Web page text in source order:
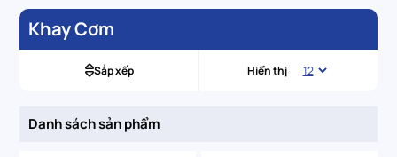
Khay Cơm
Sắp xếp Hiển thị
Danh sách sản phẩm